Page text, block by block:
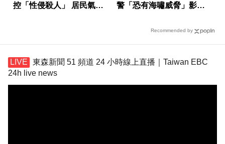
控「性侵殺人」 居民氣炸
警「恐有海嘯威脅」影響
Recommended by
東森新聞 51 頻道 24 小時線上直播｜Taiwan EBC
24h live news